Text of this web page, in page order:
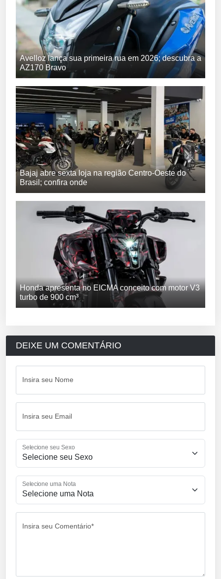
Avelloz lança sua primeira rua em 2026; descubra a
AZ170 Bravo
Bajaj abre sexta loja na região Centro-Oeste do
Brasil; confira onde
Honda apresenta no EICMA conceito com motor V3
turbo de 900 cm³
DEIXE UM COMENTÁRIO
Insira seu Nome
Insira seu Email
Selecione seu Sexo
Selecione uma Nota
Insira seu Comentário*